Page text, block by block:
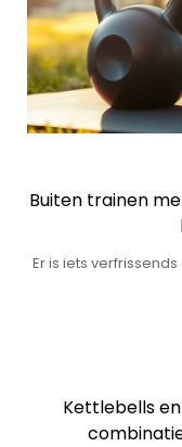
Buiten trainen
Er is iets
Kettlebells